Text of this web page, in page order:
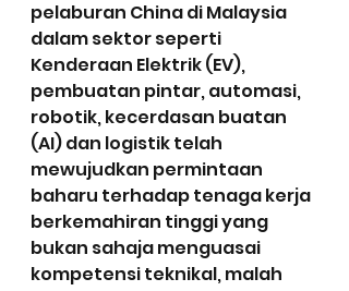
pelaburan China di Malaysia
dalam sektor seperti
Kenderaan Elektrik (EV),
pembuatan pintar, automasi,
robotik, kecerdasan buatan
(AI) dan logistik telah
mewujudkan permintaan
baharu terhadap tenaga kerja
berkemahiran tinggi yang
bukan sahaja menguasai
kompetensi teknikal, malah